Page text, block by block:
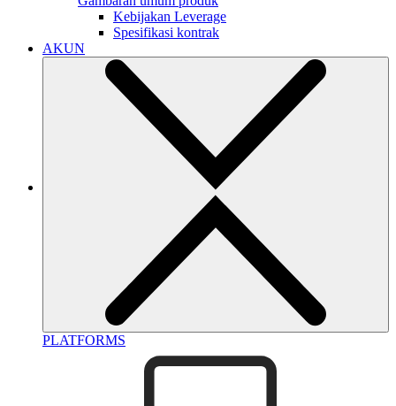
Kebijakan Leverage
Spesifikasi kontrak
AKUN
PLATFORMS